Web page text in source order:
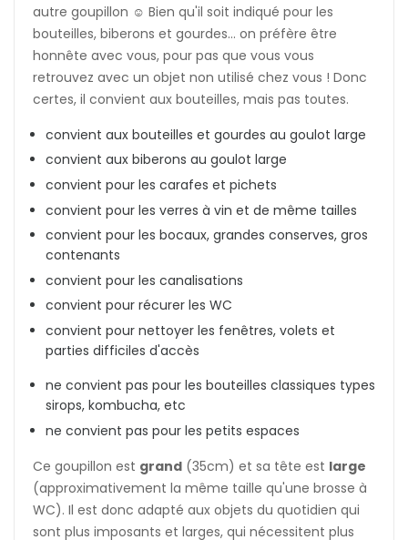
autre goupillon ☺️ Bien qu'il soit indiqué pour les
bouteilles, biberons et gourdes... on préfère être
honnête avec vous, pour pas que vous vous
retrouvez avec un objet non utilisé chez vous ! Donc
certes, il convient aux bouteilles, mais pas toutes.
convient aux bouteilles et gourdes au goulot large
convient aux biberons au goulot large
convient pour les carafes et pichets
convient pour les verres à vin et de même tailles
convient pour les bocaux, grandes conserves, gros
contenants
convient pour les canalisations
convient pour récurer les WC
convient pour nettoyer les fenêtres, volets et
parties difficiles d'accès
ne convient pas pour les bouteilles classiques types
sirops, kombucha, etc
ne convient pas pour les petits espaces
Ce goupillon est grand (35cm) et sa tête est large
(approximativement la même taille qu'une brosse à
WC). Il est donc adapté aux objets du quotidien qui
sont plus imposants et larges, qui nécessitent plus